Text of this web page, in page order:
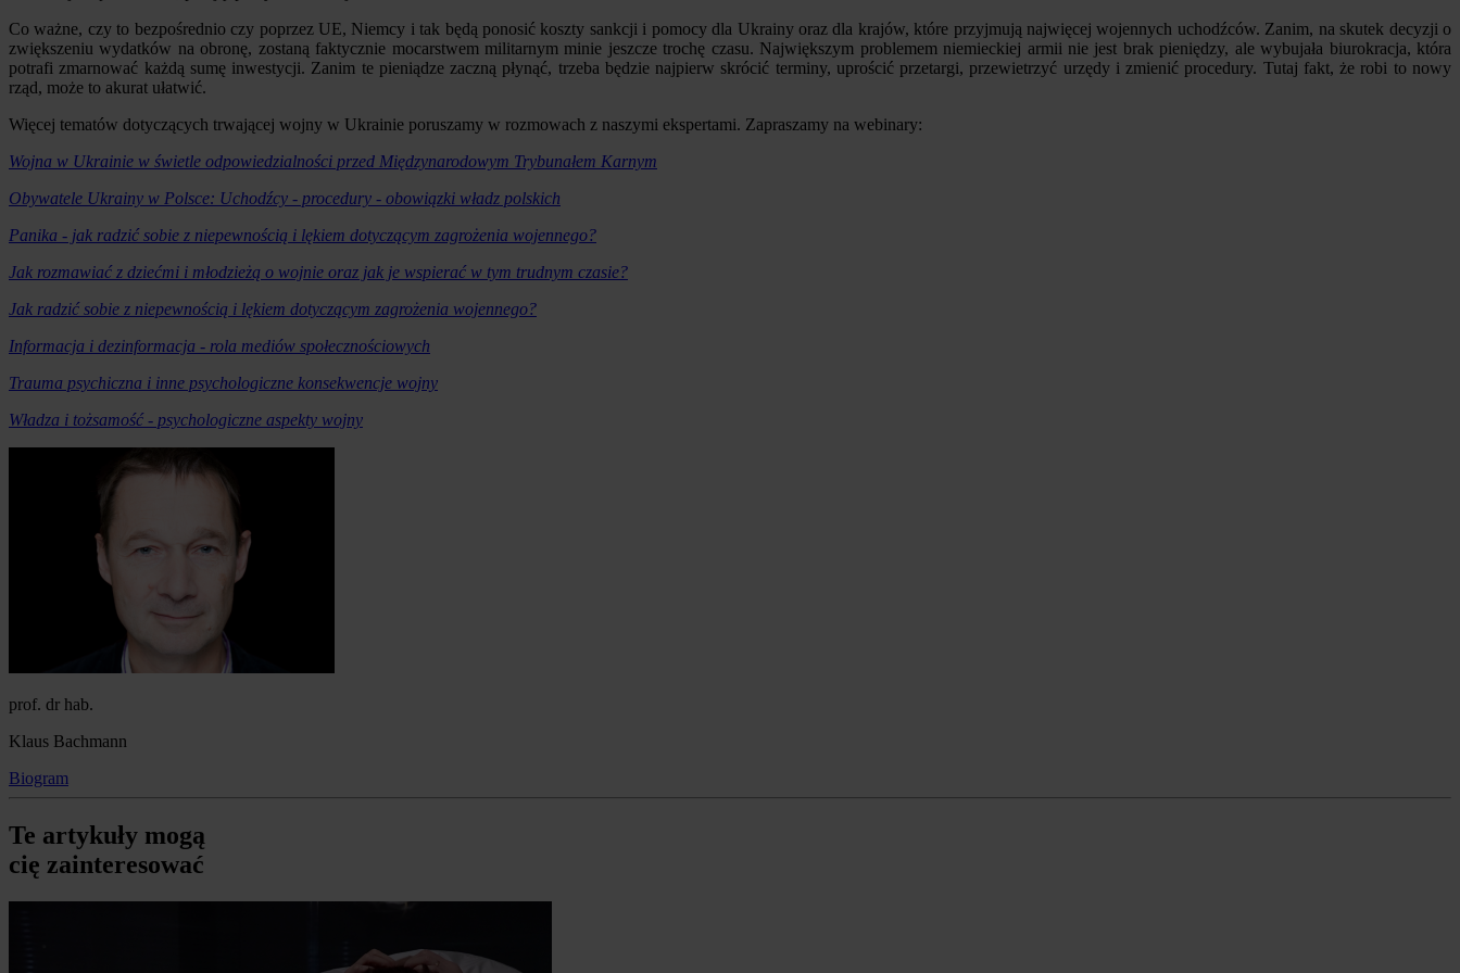
Co ważne, czy to bezpośrednio czy poprzez UE, Niemcy i tak będą ponosić koszty sankcji i pomocy dla Ukrainy oraz dla krajów, które przyjmują najwięcej wojennych uchodźców. Zanim, na skutek decyzji o
zwiększeniu wydatków na obronę, zostaną faktycznie mocarstwem militarnym minie jeszcze trochę czasu. Największym problemem niemieckiej armii nie jest brak pieniędzy, ale wybujała biurokracja, która
potrafi zmarnować każdą sumę inwestycji. Zanim te pieniądze zaczną płynąć, trzeba będzie najpierw skrócić terminy, uprościć przetargi, przewietrzyć urzędy i zmienić procedury. Tutaj fakt, że robi to nowy
rząd, może to akurat ułatwić.
Więcej tematów dotyczących trwającej wojny w Ukrainie poruszamy w rozmowach z naszymi ekspertami. Zapraszamy na webinary:
Wojna w Ukrainie w świetle odpowiedzialności przed Międzynarodowym Trybunałem Karnym
Obywatele Ukrainy w Polsce: Uchodźcy - procedury - obowiązki władz polskich
Panika - jak radzić sobie z niepewnością i lękiem dotyczącym zagrożenia wojennego?
Jak rozmawiać z dziećmi i młodzieżą o wojnie oraz jak je wspierać w tym trudnym czasie?
Jak radzić sobie z niepewnością i lękiem dotyczącym zagrożenia wojennego?
Informacja i dezinformacja - rola mediów społecznościowych
Trauma psychiczna i inne psychologiczne konsekwencje wojny
Władza i tożsamość - psychologiczne aspekty wojny
prof. dr hab.
Klaus Bachmann
Biogram
Te artykuły mogą
cię zainteresować